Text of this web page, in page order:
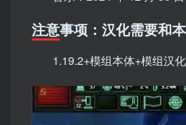
注意事项：汉化需要和
1.19.2+模组本体+模组汉